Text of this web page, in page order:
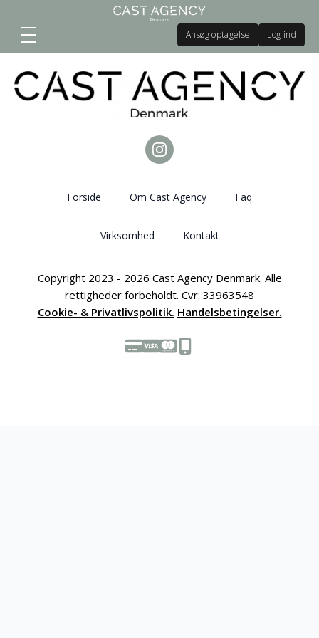
Ansøg optagelse Log ind
Forside Om Cast Agency Faq
Virksomhed Kontakt
Copyright 2023 - 2026 Cast Agency Denmark. Alle
rettigheder forbeholdt. Cvr: 33963548
Cookie- & Privatlivspolitik. Handelsbetingelser.